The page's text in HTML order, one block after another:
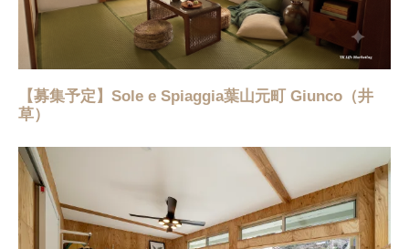
【募集予定】Sole e Spiaggia葉山元町 Giunco（井
草）